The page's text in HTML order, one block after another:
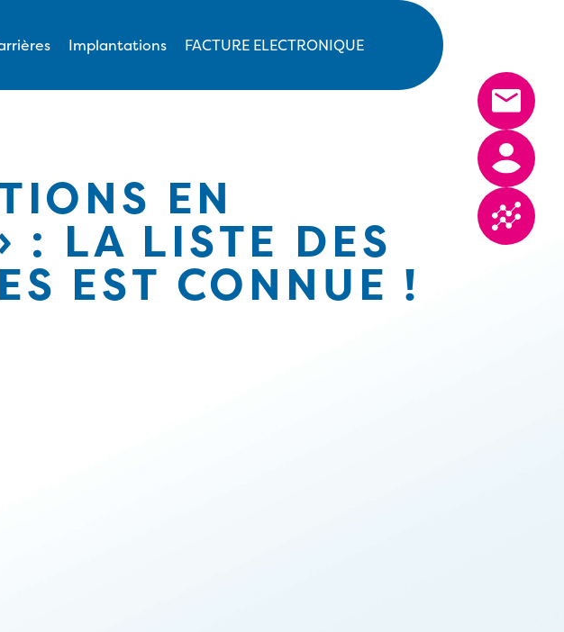
Implantations FACTURE ELECTRONIQUE
EN
: LA LISTE DES
EST CONNUE !